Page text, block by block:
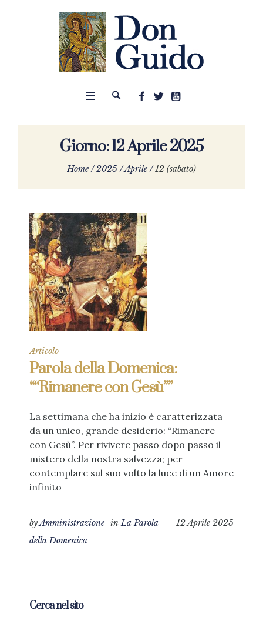
Giorno:12 Aprile 2025
Home /2025 /Aprile /12 (sabato)
Articolo
Parola della Domenica:
““Rimanere con Gesù””
La settimana che ha inizio è caratterizzata
da un unico, grande desiderio: “Rimanere
con Gesù”. Per rivivere passo dopo passo il
mistero della nostra salvezza; per
contemplare sul suo volto la luce di un Amore
infinito
12 Aprile 2025
byAmministrazione inLa Parola
della Domenica
Cerca nel sito